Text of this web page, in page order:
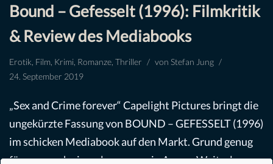
Bound – Gefesselt (1996): Filmkritik
& Review des Mediabooks
Erotik Film Krimi Romanze Thriller von Stefan Jung
24. September 2019
„Sex and Crime forever“ Capelight Pictures bringt die
ungekürzte Fassung von BOUND – GEFESSELT (1996)
im schicken Mediabook auf den Markt. Grund genug
für uns, noch einmal genauer ein Auge…Weiterlesen »